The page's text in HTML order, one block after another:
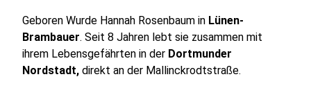
Geboren Wurde Hannah Rosenbaum in Lünen-
Brambauer. Seit 8 Jahren lebt sie zusammen mit
ihrem Lebensgefährten in der Dortmunder
Nordstadt, direkt an der Mallinckrodtstraße.